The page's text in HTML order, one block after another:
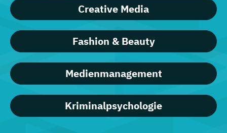
Creative Media
Fashion & Beauty
Medienmanagement
Kriminalpsychologie